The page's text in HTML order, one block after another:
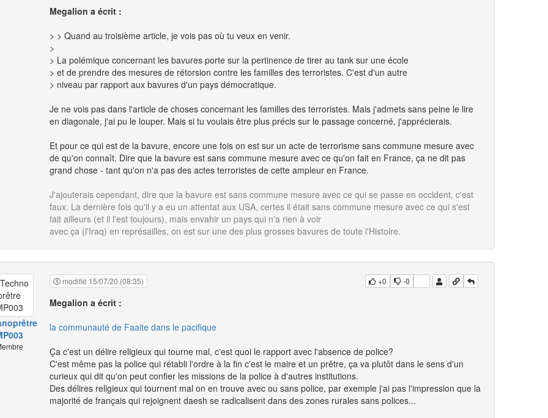
Megalion a écrit :
> > Quand au troisième article, je vois pas où tu veux en venir.
>
> La polémique concernant les bavures porte sur la pertinence de tirer au tank sur une école
> et de prendre des mesures de rétorsion contre les familles des terroristes. C'est d'un autre
> niveau par rapport aux bavures d'un pays démocratique.
Je ne vois pas dans l'article de choses concernant les familles des terroristes. Mais j'admets sans peine le lire
en diagonale, j'ai pu le louper. Mais si tu voulais être plus précis sur le passage concerné, j'apprécierais.
Et pour ce qui est de la bavure, encore une fois on est sur un acte de terrorisme sans commune mesure avec
de qu'on connaît. Dire que la bavure est sans commune mesure avec ce qu'on fait en France, ça ne dit pas
grand chose - tant qu'on n'a pas des actes terroristes de cette ampleur en France.
J'ajouterais cependant, dire que la bavure est sans commune mesure avec ce qui se passe en occident, c'est
faux. La dernière fois qu'il y a eu un attentat aux USA, certes il était sans commune mesure avec ce qui s'est
fait ailleurs (et il l'est toujours), mais envahir un pays qui n'a rien à voir
avec ça (l'Iraq) en représailles, on est sur une des plus grosses bavures de toute l'Histoire.
modifié 15/07/20 (08:35) +0 -0
Megalion a écrit :
la communauté de Faaite dans le pacifique
Ça c'est un délire religieux qui tourne mal, c'est quoi le rapport avec l'absence de police?
C'est même pas la police qui rétabli l'ordre à la fin c'est le maire et un prêtre, ça va plutôt dans le sens d'un
curieux qui dit qu'on peut confier les missions de la police à d'autres institutions.
Des délires religieux qui tournent mal on en trouve avec ou sans police, par exemple j'ai pas l'impression que la
majorité de français qui rejoignent daesh se radicalisent dans des zones rurales sans polices...